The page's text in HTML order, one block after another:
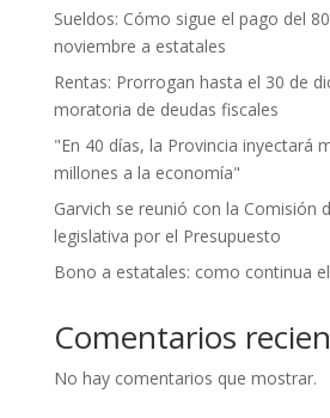
Sueldos: Cómo sigue el pago del
noviembre a estatales
Rentas: Prorrogan hasta el 30 de
moratoria de deudas fiscales
"En 40 días, la Provincia inyectará
millones a la economía"
Garvich se reunió con la Comisión
legislativa por el Presupuesto
Bono a estatales: como continua
Comentarios
No hay comentarios que mostrar.